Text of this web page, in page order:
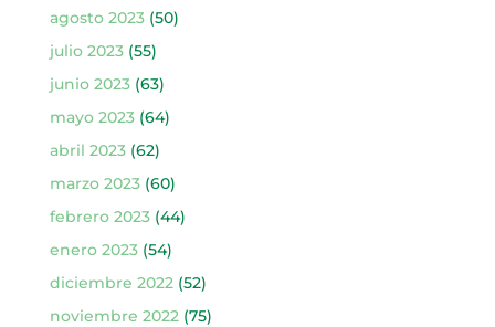
agosto 2023(50)
julio 2023(55)
junio 2023(63)
mayo 2023(64)
abril 2023(62)
marzo 2023(60)
febrero 2023(44)
enero 2023(54)
diciembre 2022(52)
noviembre 2022(75)